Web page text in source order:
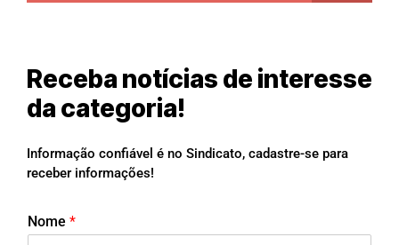
Receba notícias de interesse
da categoria!
Informação confiável é no Sindicato, cadastre-se para
receber informações!
Nome *